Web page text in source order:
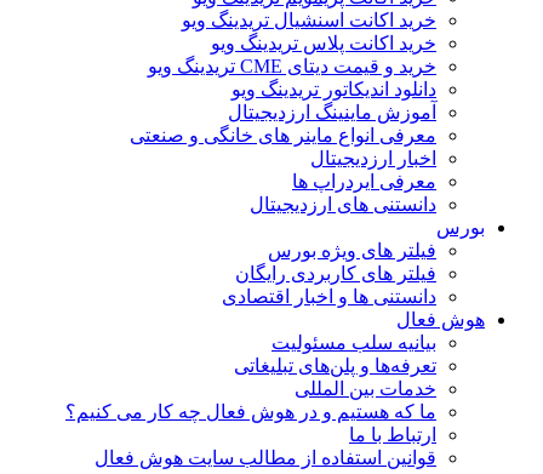
خرید اکانت اسنشیال تریدینگ ویو
خرید اکانت پلاس تریدینگ ویو
خرید و قیمت دیتای CME تریدینگ ویو
دانلود اندیکاتور تریدینگ ویو
آموزش ماینینگ ارزدیجیتال
معرفی انواع ماینر های خانگی و صنعتی
اخبار ارزدیجیتال
معرفی ایردراپ ها
دانستنی های ارزدیجیتال
بورس
فیلتر های ویژه بورس
فیلتر های کاربردی رایگان
دانستنی ها و اخبار اقتصادی
هوش فعال
بیانیه سلب مسئولیت
تعرفه‌ها و پلن‌های تبلیغاتی
خدمات بین المللی
ما که هستیم و در هوش فعال چه کار می کنیم؟
ارتباط با ما
قوانین استفاده از مطالب سایت هوش فعال